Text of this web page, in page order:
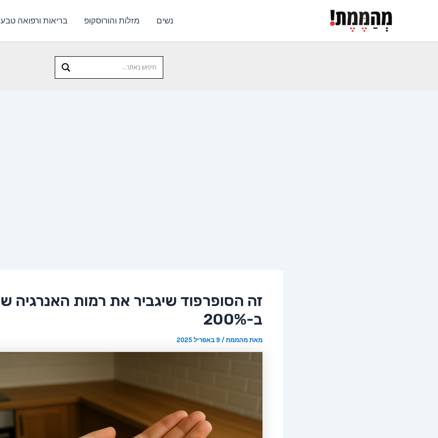
נשים מזלות והורוסקופ בריאות ורפואה
זה הסופרפוד שיגביר את רמות האנרגיה
ב-200%
מאתמהממת/9 באפריל 2025